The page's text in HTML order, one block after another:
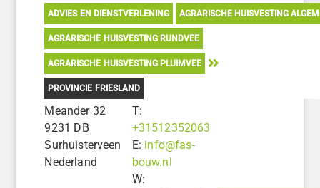
ADVIES EN DIENSTVERLENING AGRARISCHE HUISVESTING
AGRARISCHE HUISVESTING RUNDVEE
AGRARISCHE HUISVESTING PLUIMVEE
PROVINCIE FRIESLAND
Meander 32
9231 DB
Surhuisterveen
Nederland
T:
+31512352063
E: info@fas-
bouw.nl
W: